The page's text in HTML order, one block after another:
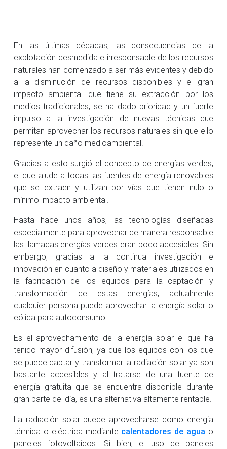
En las últimas décadas, las consecuencias de la
explotación desmedida e irresponsable de los recursos
naturales han comenzado a ser más evidentes y debido
a la disminución de recursos disponibles y el gran
impacto ambiental que tiene su extracción por los
medios tradicionales, se ha dado prioridad y un fuerte
impulso a la investigación de nuevas técnicas que
permitan aprovechar los recursos naturales sin que ello
represente un daño medioambiental.
Gracias a esto surgió el concepto de energías verdes,
el que alude a todas las fuentes de energía renovables
que se extraen y utilizan por vías que tienen nulo o
mínimo impacto ambiental.
Hasta hace unos años, las tecnologías diseñadas
especialmente para aprovechar de manera responsable
las llamadas energías verdes eran poco accesibles. Sin
embargo, gracias a la continua investigación e
innovación en cuanto a diseño y materiales utilizados en
la fabricación de los equipos para la captación y
transformación de estas energías, actualmente
cualquier persona puede aprovechar la energía solar o
eólica para autoconsumo.
Es el aprovechamiento de la energía solar el que ha
tenido mayor difusión, ya que los equipos con los que
se puede captar y transformar la radiación solar ya son
bastante accesibles y al tratarse de una fuente de
energía gratuita que se encuentra disponible durante
gran parte del día, es una alternativa altamente rentable.
La radiación solar puede aprovecharse como energía
térmica o eléctrica mediante calentadores de agua o
paneles fotovoltaicos. Si bien, el uso de paneles